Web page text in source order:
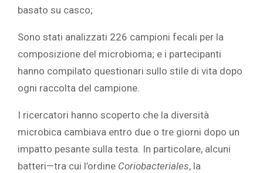
basato su casco;
Sono stati analizzati 226 campioni fecali per la
composizione del microbioma; e i partecipanti
hanno compilato questionari sullo stile di vita dopo
ogni raccolta del campione.
I ricercatori hanno scoperto che la diversità
microbica cambiava entro due o tre giorni dopo un
impatto pesante sulla testa. In particolare, alcuni
batteri—tra cui l’ordine Coriobacteriales, la